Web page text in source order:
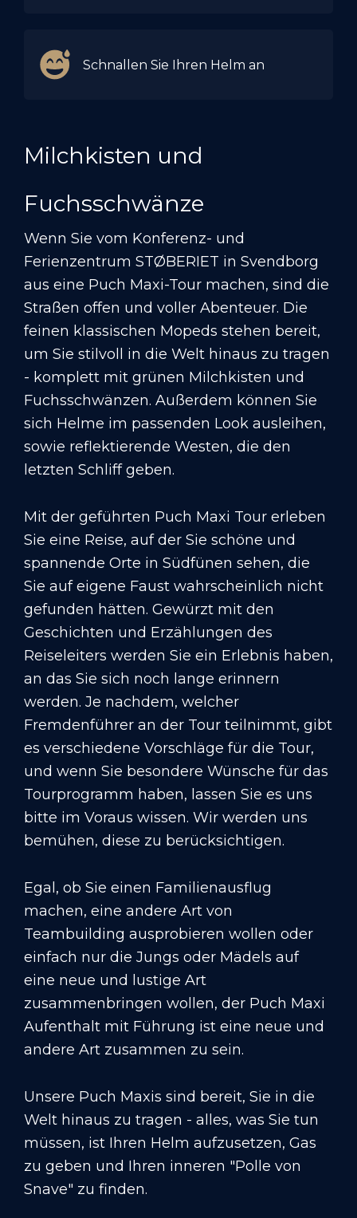
Schnallen Sie Ihren Helm an
Milchkisten und
Fuchsschwänze
Wenn Sie vom Konferenz- und
Ferienzentrum STØBERIET in Svendborg
aus eine Puch Maxi-Tour machen, sind die
Straßen offen und voller Abenteuer. Die
feinen klassischen Mopeds stehen bereit,
um Sie stilvoll in die Welt hinaus zu tragen
- komplett mit grünen Milchkisten und
Fuchsschwänzen. Außerdem können Sie
sich Helme im passenden Look ausleihen,
sowie reflektierende Westen, die den
letzten Schliff geben.
Mit der geführten Puch Maxi Tour erleben
Sie eine Reise, auf der Sie schöne und
spannende Orte in Südfünen sehen, die
Sie auf eigene Faust wahrscheinlich nicht
gefunden hätten. Gewürzt mit den
Geschichten und Erzählungen des
Reiseleiters werden Sie ein Erlebnis haben,
an das Sie sich noch lange erinnern
werden. Je nachdem, welcher
Fremdenführer an der Tour teilnimmt, gibt
es verschiedene Vorschläge für die Tour,
und wenn Sie besondere Wünsche für das
Tourprogramm haben, lassen Sie es uns
bitte im Voraus wissen. Wir werden uns
bemühen, diese zu berücksichtigen.
Egal, ob Sie einen Familienausflug
machen, eine andere Art von
Teambuilding ausprobieren wollen oder
einfach nur die Jungs oder Mädels auf
eine neue und lustige Art
zusammenbringen wollen, der Puch Maxi
Aufenthalt mit Führung ist eine neue und
andere Art zusammen zu sein.
Unsere Puch Maxis sind bereit, Sie in die
Welt hinaus zu tragen - alles, was Sie tun
müssen, ist Ihren Helm aufzusetzen, Gas
zu geben und Ihren inneren "Polle von
Snave" zu finden.